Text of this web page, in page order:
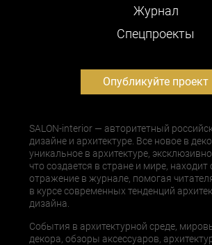
Журнал
Cпецпроекты
Опубликуйте проект
SALON-interior — авторитетный
дизайне и архитектуре. Все новое в
уникальное в архитектуре,
что создается в стране и мире, находит
отражение в журнале, помогая
в курсе современных тенденций
дизайна.
События в архитектурной среде,
декора, обзоры аксессуаров,